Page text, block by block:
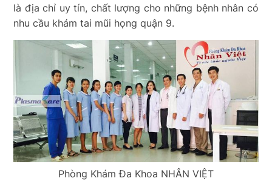
là địa chỉ uy tín, chất lượng cho những bệnh nhân có
nhu cầu khám tai mũi họng quận 9.
Phòng Khám Đa Khoa NHÂN VIỆT